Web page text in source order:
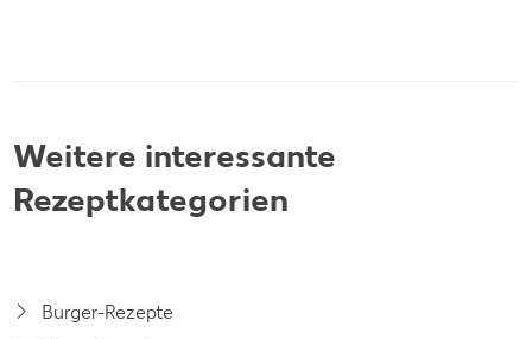
Weitere interessante
Rezeptkategorien
Burger-Rezepte